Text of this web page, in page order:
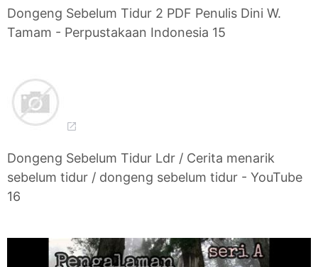
Dongeng Sebelum Tidur 2 PDF Penulis Dini W.
Tamam - Perpustakaan Indonesia 15
Dongeng Sebelum Tidur Ldr / Cerita menarik
sebelum tidur / dongeng sebelum tidur - YouTube
16